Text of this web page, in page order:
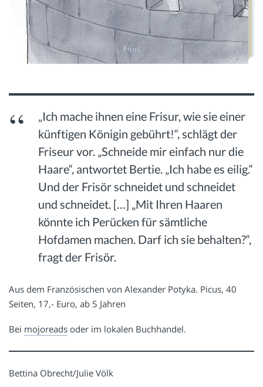
„Ich mache ihnen eine Frisur, wie sie einer
künftigen Königin gebührt!“, schlägt der
Friseur vor. „Schneide mir einfach nur die
Haare“, antwortet Bertie. „Ich habe es eilig.“
Und der Frisör schneidet und schneidet
und schneidet. […] „Mit Ihren Haaren
könnte ich Perücken für sämtliche
Hofdamen machen. Darf ich sie behalten?“,
fragt der Frisör.
Aus dem Französischen von Alexander Potyka. Picus, 40
Seiten, 17,- Euro, ab 5 Jahren
Bei mojoreads oder im lokalen Buchhandel.
Bettina Obrecht/Julie Völk